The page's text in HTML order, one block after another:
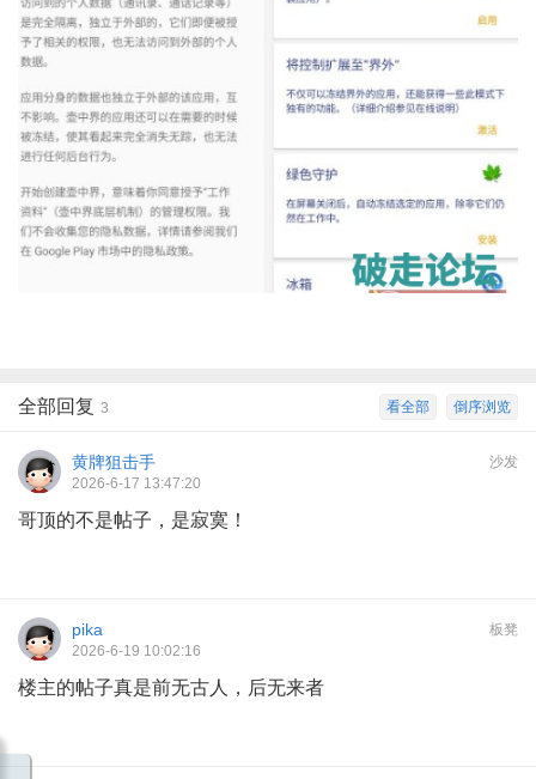
倒序浏览
看全部
全部回复 3
沙发
黄牌狙击手
2026-6-17 13:47:20
哥顶的不是帖子，是寂寞！
板凳
pika
2026-6-19 10:02:16
楼主的帖子真是前无古人，后无来者